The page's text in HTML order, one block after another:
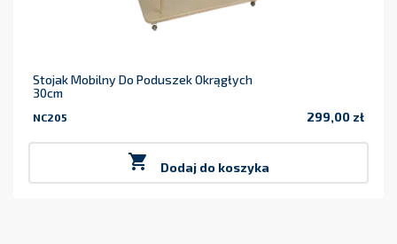
Stojak Mobilny Do Poduszek Okrągłych
30cm
NC205 299,00 zł
 Dodaj do koszyka